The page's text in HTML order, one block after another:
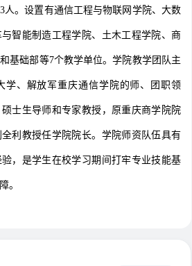
人。设置有通信工程与物联网学院、大数
智能制造工程学院、土木工程学院、商
基础部等7个教学单位。学院教学团队主
学、解放军重庆通信学院的师、团职领
士生导师和专家教授，原重庆商学院院
利教授任学院院长。学院师资队伍具有
，是学生在校学习期间打牢专业技能基
。